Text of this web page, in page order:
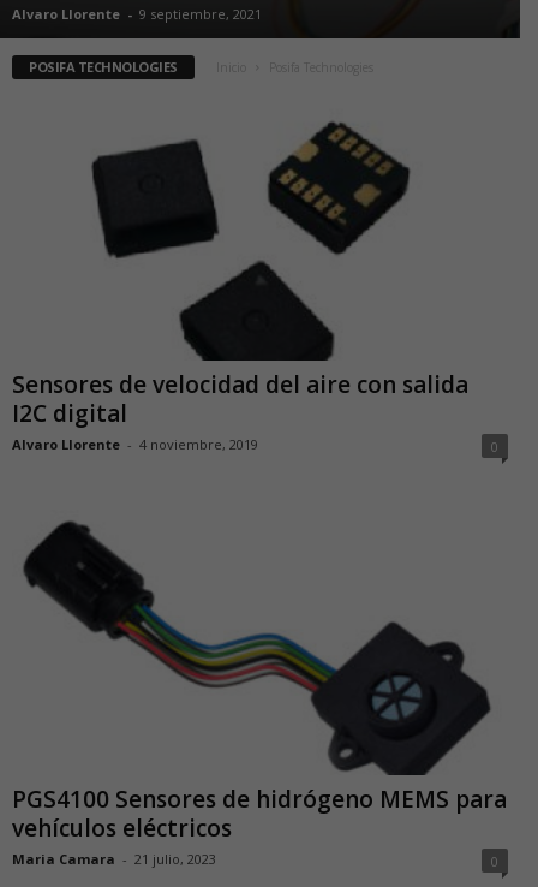
Alvaro Llorente - 9 septiembre, 2021
POSIFA TECHNOLOGIES Posifa Technologies
Sensores de velocidad del aire con salida
I2C digital
Alvaro Llorente - 4 noviembre, 2019 0
PGS4100 Sensores de hidrógeno MEMS para
vehículos eléctricos
Maria Camara - 21 julio, 2023 0